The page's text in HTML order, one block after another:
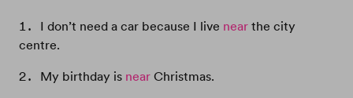
I don’t need a car because I live nearthe city
centre.
My birthday is nearChristmas.